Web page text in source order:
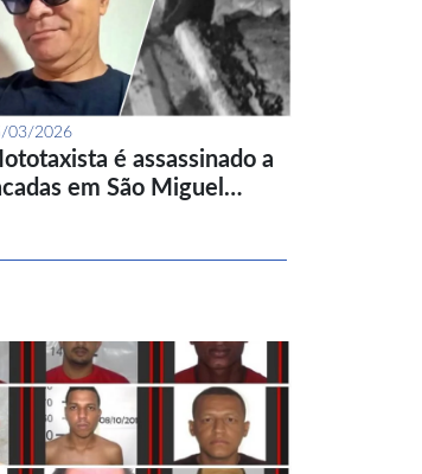
03/2026
é assassinado a
em São Miguel…